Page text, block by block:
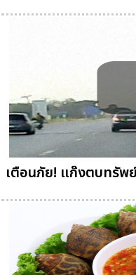
เตือนภัย! แก๊งตบทรัพ